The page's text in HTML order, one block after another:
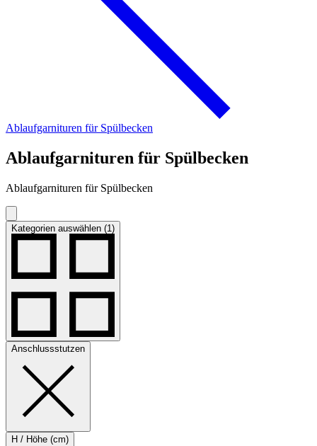
Ablaufgarnituren für Spülbecken
Ablaufgarnituren für Spülbecken
Ablaufgarnituren für Spülbecken
Kategorien auswählen (1)
Anschlussstutzen
H / Höhe (cm)